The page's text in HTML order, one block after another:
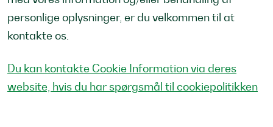
personlige oplysninger, er du velkommen til at
kontakte os.
Du kan kontakte Cookie Information via deres
website, hvis du har spørgsmål til cookiepolitikken